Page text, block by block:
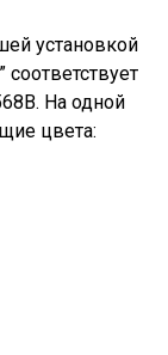
установкой
соответствует
На одной
цвета: